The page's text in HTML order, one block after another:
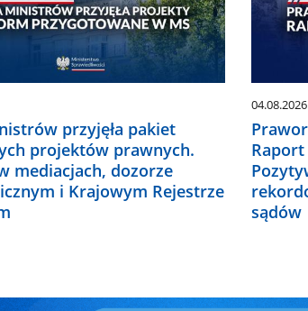
przyjęła pakiet
projektów prawnych.
mediacjach, dozorze
i Krajowym Rejestrze
04.08.2026
sądów